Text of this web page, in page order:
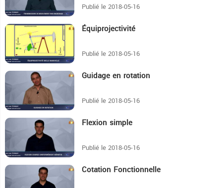
Publié le 2018-05-16
Équiprojectivité
Publié le 2018-05-16
Guidage en rotation
Publié le 2018-05-16
Flexion simple
Publié le 2018-05-16
Cotation Fonctionnelle